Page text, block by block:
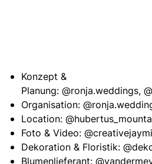
Konzept &
Planung: @ronja.weddings,
Organisation:
Location:
Foto & Video: @creativejaymi
Dekoration & Floristik:
Blumenlieferant: